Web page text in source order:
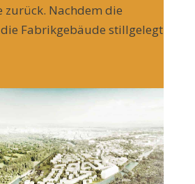
zurück. Nachdem die
Fabrikgebäude stillgelegt